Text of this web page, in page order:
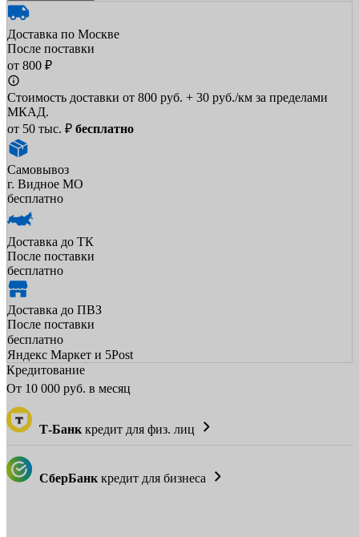
Доставка по Москве
После поставки
от 800 ₽
Стоимость доставки от 800 руб. + 30 руб./км за пределами
МКАД.
от 50 тыс. ₽ бесплатно
Самовывоз
г. Видное МО
бесплатно
Доставка до ТК
После поставки
бесплатно
Доставка до ПВЗ
После поставки
бесплатно
Яндекс Маркет и 5Post
Кредитование
От 10 000 руб. в месяц
Т-Банк кредит для физ. лиц
СберБанк кредит для бизнеса